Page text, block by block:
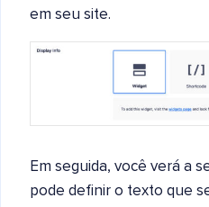
em seu site.
Em seguida, você verá a
pode definir o texto que